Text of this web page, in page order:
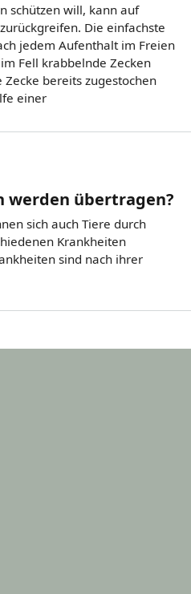
schützen will, kann auf
Die einfachste
jedem Aufenthalt im Freien
Fell krabbelnde Zecken
bereits zugestochen
einer
werden übertragen?
sich auch Tiere durch
Krankheiten
sind nach ihrer